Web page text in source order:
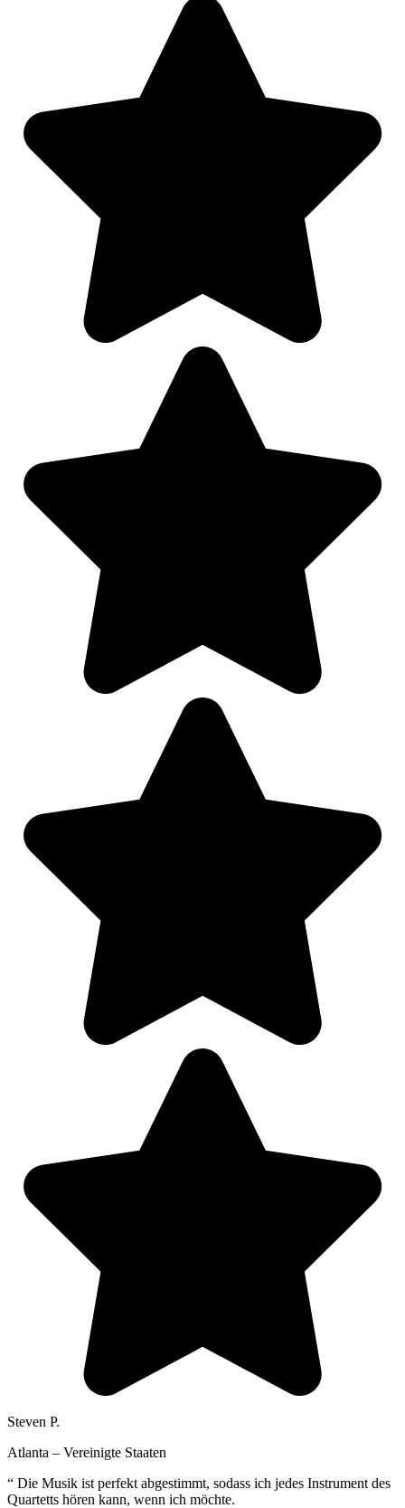
Steven P.
Atlanta – Vereinigte Staaten
“ Die Musik ist perfekt abgestimmt, sodass ich jedes Instrument des
Quartetts hören kann, wenn ich möchte.